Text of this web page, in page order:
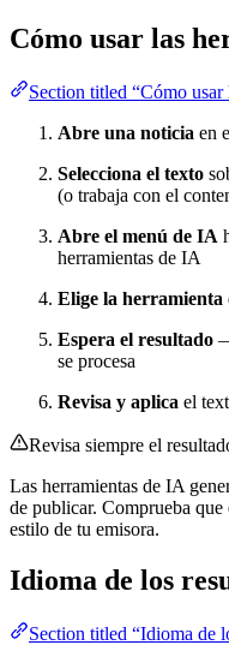
Cómo usar las
Section titled “Cómo usar
Abre una noticia en
Selecciona el texto
(o trabaja con el
Abre el menú de IA
herramientas de IA
Elige la herramienta
Espera el resultado
se procesa
Revisa y aplica el
Revisa siempre el
Las herramientas de IA
de publicar. Comprueba que
estilo de tu emisora.
Idioma de los
Section titled “Idioma de